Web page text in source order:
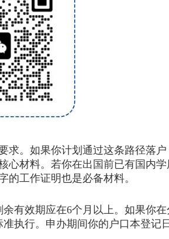
。如果你计划通过这条路径落户
心材料。若你在出国前已有国内
工作证明也是必备材料。
有效期应在6个月以上。如果你在
执行。申办期间你的户口本登记